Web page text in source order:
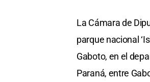
La Cámara de
parque nacional
Gaboto, en el
Paraná, entre